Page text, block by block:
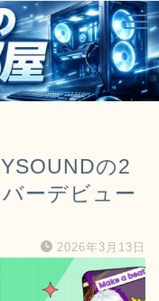
の2
ーデビュー
2026年3月13日